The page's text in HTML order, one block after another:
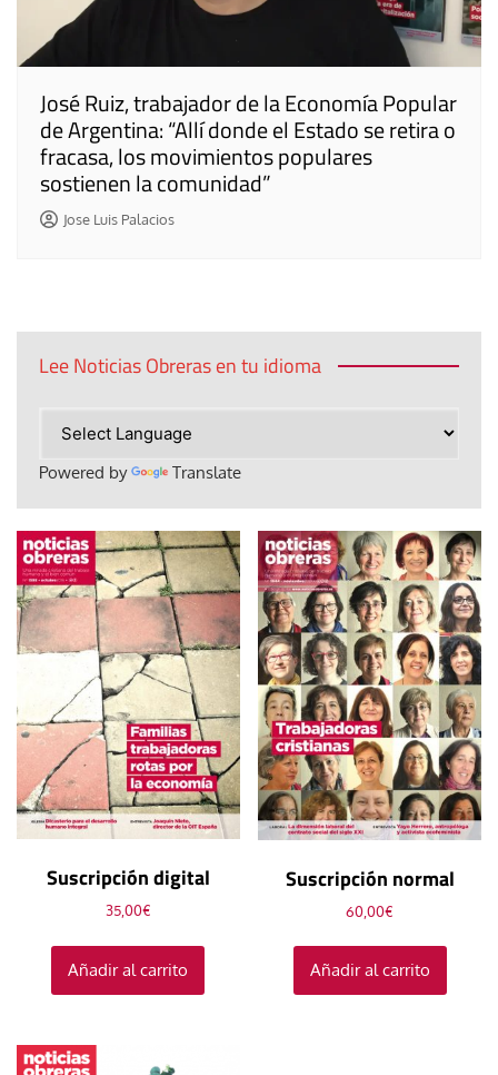
José Ruiz, trabajador de la Economía Popular
de Argentina: “Allí donde el Estado se retira o
fracasa, los movimientos populares
sostienen la comunidad”
Jose Luis Palacios
Lee Noticias Obreras en tu idioma
Powered by Translate
Suscripción digital
35,00€
Añadir al carrito
Suscripción normal
60,00€
Añadir al carrito